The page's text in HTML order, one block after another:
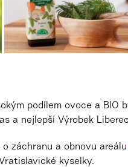
podílem ovoce a BIO
a nejlepší Výrobek
záchranu a obnovu areálu
kyselky.